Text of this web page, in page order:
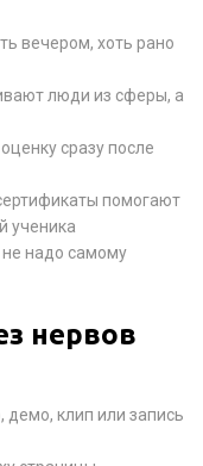
вечером, хоть рано
люди из сферы, а
сразу после
помогают
ученика
не надо самому
нервов
демо, клип или запись